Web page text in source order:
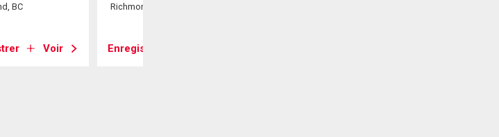
BC
Voir
Richmond, BC
Enregistrer